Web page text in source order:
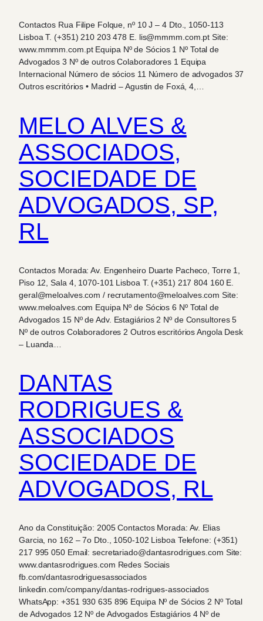
Contactos Rua Filipe Folque, nº 10 J – 4 Dto., 1050-113
Lisboa T. (+351) 210 203 478 E. lis@mmmm.com.pt Site:
www.mmmm.com.pt Equipa Nº de Sócios 1 Nº Total de
Advogados 3 Nº de outros Colaboradores 1 Equipa
Internacional Número de sócios 11 Número de advogados 37
Outros escritórios • Madrid – Agustin de Foxá, 4,…
MELO ALVES &
ASSOCIADOS,
SOCIEDADE DE
ADVOGADOS, SP,
RL
Contactos Morada: Av. Engenheiro Duarte Pacheco, Torre 1,
Piso 12, Sala 4, 1070-101 Lisboa T. (+351) 217 804 160 E.
geral@meloalves.com / recrutamento@meloalves.com Site:
www.meloalves.com Equipa Nº de Sócios 6 Nº Total de
Advogados 15 Nº de Adv. Estagiários 2 Nº de Consultores 5
Nº de outros Colaboradores 2 Outros escritórios Angola Desk
– Luanda…
DANTAS
RODRIGUES &
ASSOCIADOS
SOCIEDADE DE
ADVOGADOS, RL
Ano da Constituição: 2005 Contactos Morada: Av. Elias
Garcia, no 162 – 7o Dto., 1050-102 Lisboa Telefone: (+351)
217 995 050 Email: secretariado@dantasrodrigues.com Site:
www.dantasrodrigues.com Redes Sociais
fb.com/dantasrodriguesassociados
linkedin.com/company/dantas-rodrigues-associados
WhatsApp: +351 930 635 896 Equipa Nº de Sócios 2 Nº Total
de Advogados 12 Nº de Advogados Estagiários 4 Nº de